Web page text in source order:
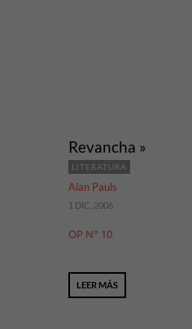
Revancha »
LITERATURA
Alan Pauls
1 DIC, 2006
OP N° 10
LEER MÁS